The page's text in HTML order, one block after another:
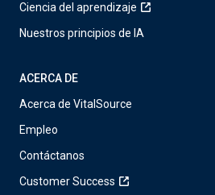
Ciencia del aprendizaje
Nuestros principios de IA
ACERCA DE
Acerca de VitalSource
Empleo
Contáctanos
Customer Success